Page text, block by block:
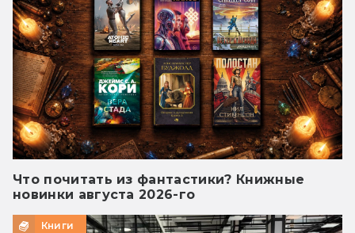
Что почитать из фантастики? Книжные
новинки августа 2026-го
Книги